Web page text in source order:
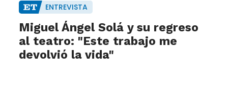
ENTREVISTA
Miguel Ángel Solá y su regreso
al teatro: "Este trabajo me
devolvió la vida"